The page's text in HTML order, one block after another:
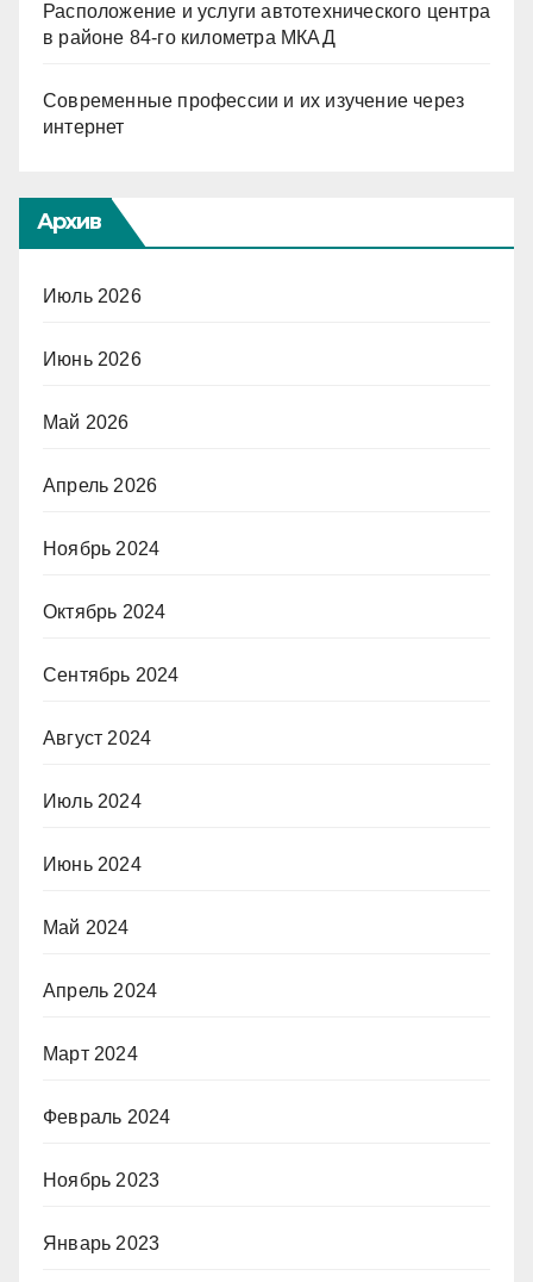
Расположение и услуги автотехнического центра
в районе 84-го километра МКАД
Современные профессии и их изучение через
интернет
Архив
Июль 2026
Июнь 2026
Май 2026
Апрель 2026
Ноябрь 2024
Октябрь 2024
Сентябрь 2024
Август 2024
Июль 2024
Июнь 2024
Май 2024
Апрель 2024
Март 2024
Февраль 2024
Ноябрь 2023
Январь 2023